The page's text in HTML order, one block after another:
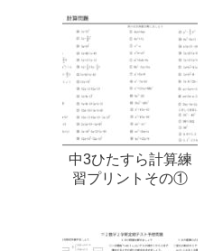
中3ひたすら計算練
習プリントその①